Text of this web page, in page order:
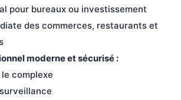
pour bureaux ou investissement
des commerces, restaurants et
moderne et sécurisé :
complexe